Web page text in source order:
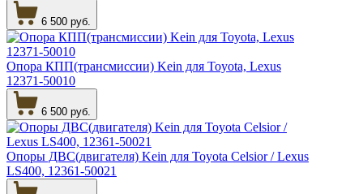
6 500 руб.
Опора КПП(трансмиссии) Kein для Toyota, Lexus
12371-50010
6 500 руб.
Опоры ДВС(двигателя) Kein для Toyota Celsior / Lexus
LS400, 12361-50021